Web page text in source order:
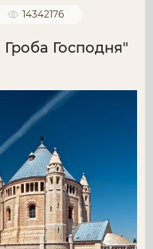
14342176
Господня"